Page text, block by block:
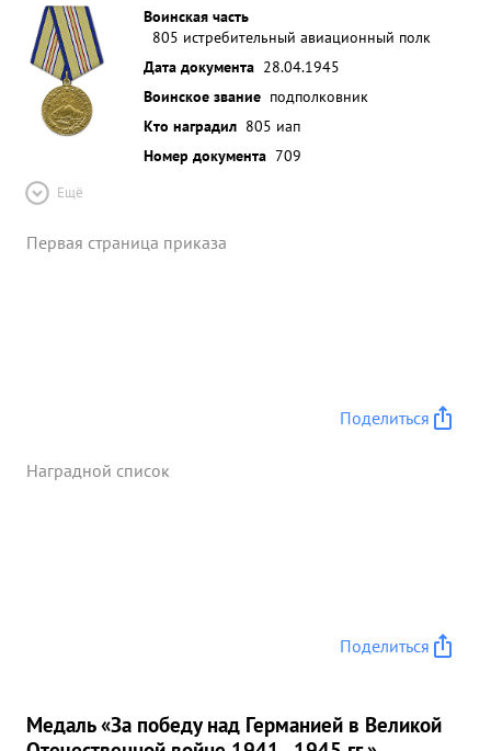
Воинская часть
805 истребительный авиационный полк
Дата документа 28.04.1945
Воинское звание подполковник
Кто наградил 805 иап
Номер документа 709
Ещё
Первая страница приказа
Поделиться
Наградной список
Поделиться
Медаль «За победу над Германией в Великой